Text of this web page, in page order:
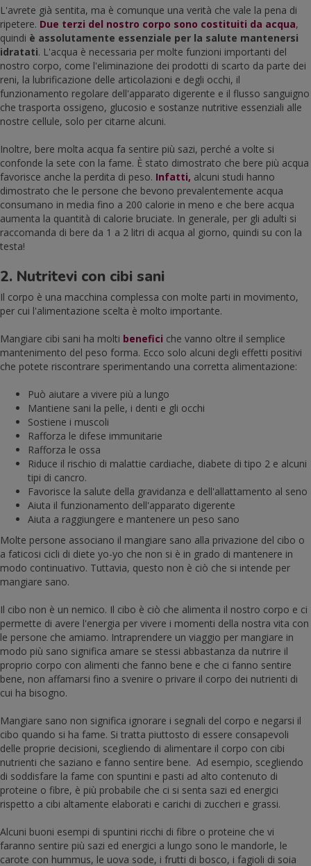
L'avrete già sentita, ma è comunque una verità che vale la pena di
ripetere. Due terzi del nostro corpo sono costituiti da acqua,
quindi è assolutamente essenziale per la salute mantenersi
idratati. L'acqua è necessaria per molte funzioni importanti del
nostro corpo, come l'eliminazione dei prodotti di scarto da parte dei
reni, la lubrificazione delle articolazioni e degli occhi, il
funzionamento regolare dell'apparato digerente e il flusso sanguigno
che trasporta ossigeno, glucosio e sostanze nutritive essenziali alle
nostre cellule, solo per citarne alcuni.
Inoltre, bere molta acqua fa sentire più sazi, perché a volte si
confonde la sete con la fame. È stato dimostrato che bere più acqua
favorisce anche la perdita di peso. Infatti, alcuni studi hanno
dimostrato che le persone che bevono prevalentemente acqua
consumano in media fino a 200 calorie in meno e che bere acqua
aumenta la quantità di calorie bruciate. In generale, per gli adulti si
raccomanda di bere da 1 a 2 litri di acqua al giorno, quindi su con la
testa!
2. Nutritevi con cibi sani
Il corpo è una macchina complessa con molte parti in movimento,
per cui l'alimentazione scelta è molto importante.
Mangiare cibi sani ha molti benefici che vanno oltre il semplice
mantenimento del peso forma. Ecco solo alcuni degli effetti positivi
che potete riscontrare sperimentando una corretta alimentazione:
Può aiutare a vivere più a lungo
Mantiene sani la pelle, i denti e gli occhi
Sostiene i muscoli
Rafforza le difese immunitarie
Rafforza le ossa
Riduce il rischio di malattie cardiache, diabete di tipo 2 e alcuni
tipi di cancro.
Favorisce la salute della gravidanza e dell'allattamento al seno
Aiuta il funzionamento dell'apparato digerente
Aiuta a raggiungere e mantenere un peso sano
Molte persone associano il mangiare sano alla privazione del cibo o
a faticosi cicli di diete yo-yo che non si è in grado di mantenere in
modo continuativo. Tuttavia, questo non è ciò che si intende per
mangiare sano.
Il cibo non è un nemico. Il cibo è ciò che alimenta il nostro corpo e ci
permette di avere l'energia per vivere i momenti della nostra vita con
le persone che amiamo. Intraprendere un viaggio per mangiare in
modo più sano significa amare se stessi abbastanza da nutrire il
proprio corpo con alimenti che fanno bene e che ci fanno sentire
bene, non affamarsi fino a svenire o privare il corpo dei nutrienti di
cui ha bisogno.
Mangiare sano non significa ignorare i segnali del corpo e negarsi il
cibo quando si ha fame. Si tratta piuttosto di essere consapevoli
delle proprie decisioni, scegliendo di alimentare il corpo con cibi
nutrienti che saziano e fanno sentire bene. Ad esempio, scegliendo
di soddisfare la fame con spuntini e pasti ad alto contenuto di
proteine o fibre, è più probabile che ci si senta sazi ed energici
rispetto a cibi altamente elaborati e carichi di zuccheri e grassi.
Alcuni buoni esempi di spuntini ricchi di fibre o proteine che vi
faranno sentire più sazi ed energici a lungo sono le mandorle, le
carote con hummus, le uova sode, i frutti di bosco, i fagioli di soia